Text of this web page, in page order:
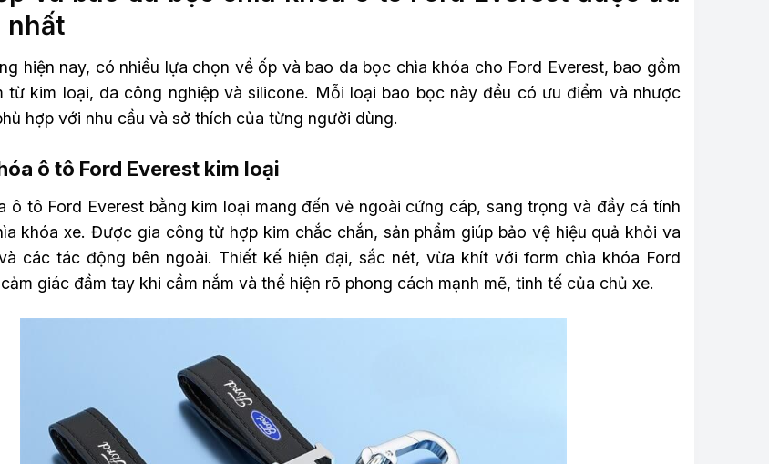
nhất
hiện nay, có nhiều lựa chọn về ốp và bao da bọc chìa khóa cho Ford Everest, bao gồm
từ kim loại, da công nghiệp và silicone. Mỗi loại bao bọc này đều có ưu điểm và nhược
hợp với nhu cầu và sở thích của từng người dùng.
ô tô Ford Everest kim loại
ô tô Ford Everest bằng kim loại mang đến vẻ ngoài cứng cáp, sang trọng và đầy cá tính
khóa xe. Được gia công từ hợp kim chắc chắn, sản phẩm giúp bảo vệ hiệu quả khỏi va
các tác động bên ngoài. Thiết kế hiện đại, sắc nét, vừa khít với form chìa khóa Ford
giác đầm tay khi cầm nắm và thể hiện rõ phong cách mạnh mẽ, tinh tế của chủ xe.